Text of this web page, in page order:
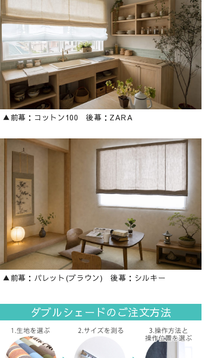
▲前幕：コットン100 後幕：ZARA
▲前幕：パレット(ブラウン) 後幕：シルキー
ダブルシェードのご注文方法